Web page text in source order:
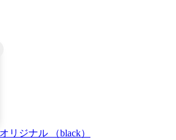
リジナル （black）